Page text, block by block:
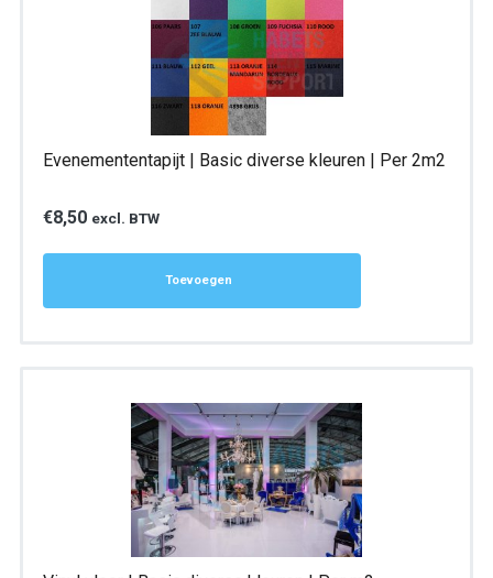
Evenemententapijt | Basic diverse kleuren | Per 2m2
€8,50 excl. BTW
Toevoegen